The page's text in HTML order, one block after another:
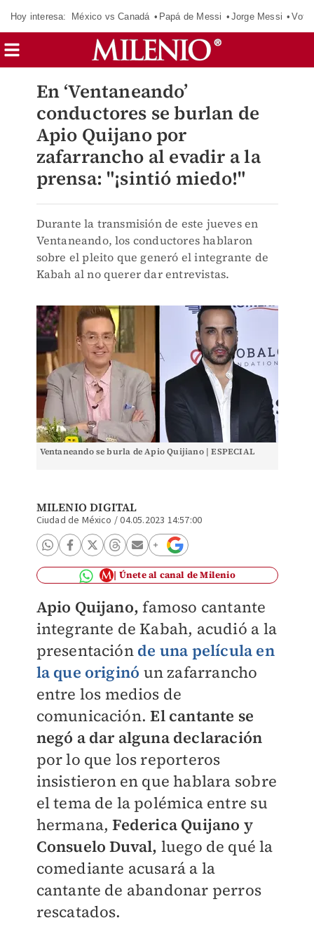
Hoy interesa: México vs Canadá Papá de Messi Jorge Messi
En ‘Ventaneando’
conductores se burlan de
Apio Quijano por
zafarrancho al evadir a la
prensa: "¡sintió miedo!"
Durante la transmisión de este jueves en
Ventaneando, los conductores hablaron
sobre el pleito que generó el integrante de
Kabah al no querer dar entrevistas.
Ventaneando se burla de Apio Quijiano | ESPECIAL
MILENIO DIGITAL
Ciudad de México /04.05.2023 14:57:00
Únete al canal de Milenio
Apio Quijano, famoso cantante
integrante de Kabah, acudió a la
presentación de una película en
la que originó un zafarrancho
entre los medios de
comunicación.El cantante se
negó a dar alguna declaración
por lo que los reporteros
insistieron en que hablara sobre
el tema de la polémica entre su
hermana,Federica Quijano y
Consuelo Duval, luego de qué la
comediante acusará a la
cantante de abandonar perros
rescatados.